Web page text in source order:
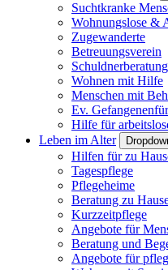
Suchtkranke
Wohnungslose &
Zugewanderte
Betreuungsverein
Schuldnerberatung
Wohnen mit Hilfe
Menschen mit
Ev.
Hilfe für
Leben im Alter
Hilfen für zu
Tagespflege
Pflegeheime
Beratung zu
Kurzzeitpflege
Angebote für
Beratung und
Angebote für